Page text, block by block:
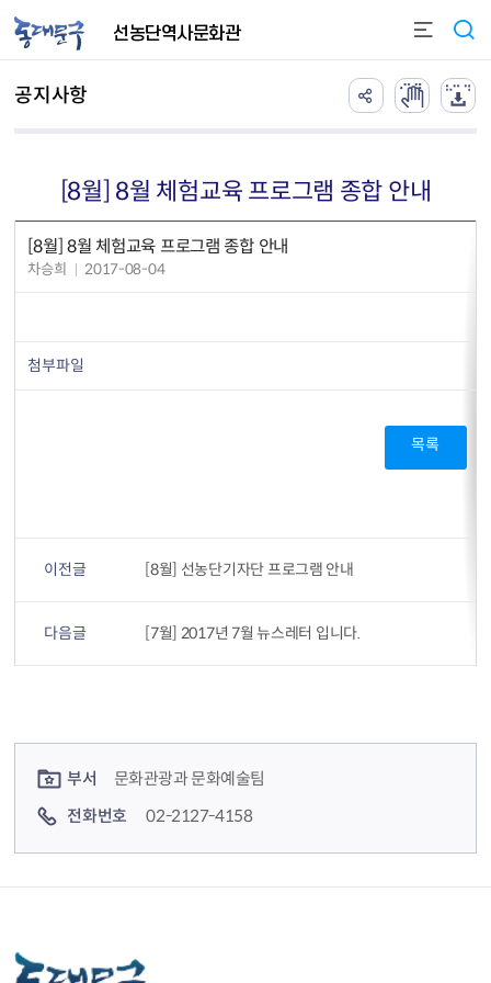
선농단역사문화관
공지사항
[8월] 8월 체험교육 프로그램 종합 안내
[8월] 8월 체험교육 프로그램 종합 안내
차승희 2017-08-04
첨부파일
목록
이전글 [8월] 선농단기자단 프로그램 안내
다음글 [7월] 2017년 7월 뉴스레터 입니다.
부서
문화관광과 문화예술팀
전화번호
02-2127-4158